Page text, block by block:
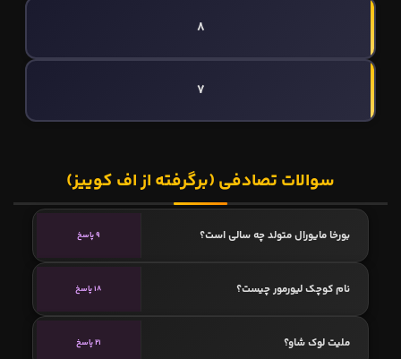
8
7
سوالات تصادفی (برگرفته از اف کوییز)
بورخا مایورال متولد چه سالی است؟ 9 پاسخ
نام کوچک لیورمور چیست؟ 18 پاسخ
ملیت لوک شاو؟ 21 پاسخ